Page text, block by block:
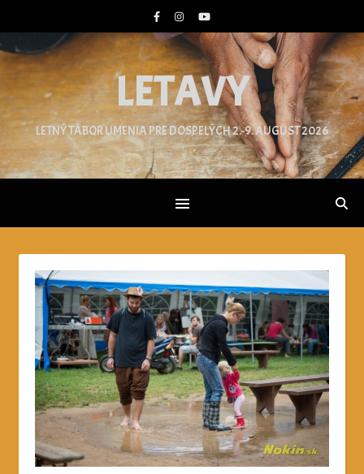
LETAVY
LETNÝ TÁBOR UMENIA PRE DOSPELÝCH 2.-9. AUGUST 2026